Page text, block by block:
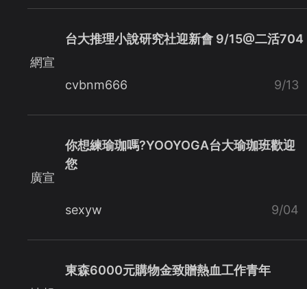
網宣
台大推理小說研究社迎新會 9/15@二活704
cvbnm666 9/13
廣宣
你想練瑜珈嗎?YOOYOGA台大瑜珈班歡迎
您
sexyw 9/04
東森6000元購物金致贈熱血工作青年